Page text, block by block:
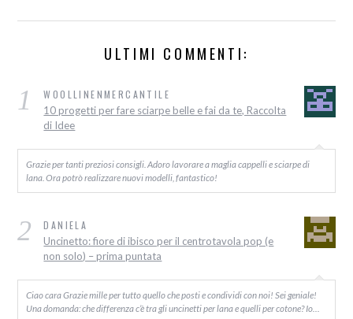
ULTIMI COMMENTI:
1 WOOLLINENMERCANTILE
10 progetti per fare sciarpe belle e fai da te, Raccolta
di Idee
Grazie per tanti preziosi consigli. Adoro lavorare a maglia cappelli e sciarpe di
lana. Ora potrò realizzare nuovi modelli, fantastico!
2 DANIELA
Uncinetto: fiore di ibisco per il centrotavola pop (e
non solo) – prima puntata
Ciao cara Grazie mille per tutto quello che posti e condividi con noi! Sei geniale!
Una domanda: che differenza c’è tra gli uncinetti per lana e quelli per cotone? Io…